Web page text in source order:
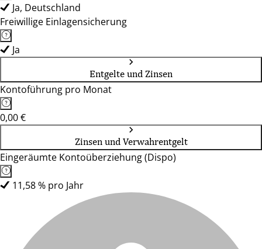
Ja, Deutschland
Freiwillige Einlagensicherung
Ja
Entgelte und Zinsen
Kontoführung pro Monat
0,00 €
Zinsen und Verwahrentgelt
Eingeräumte Kontoüberziehung (Dispo)
11,58 % pro Jahr